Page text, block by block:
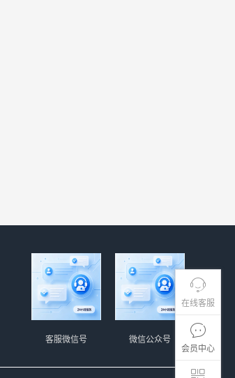
在线客服
会员中心
微信公众号
客服微信号